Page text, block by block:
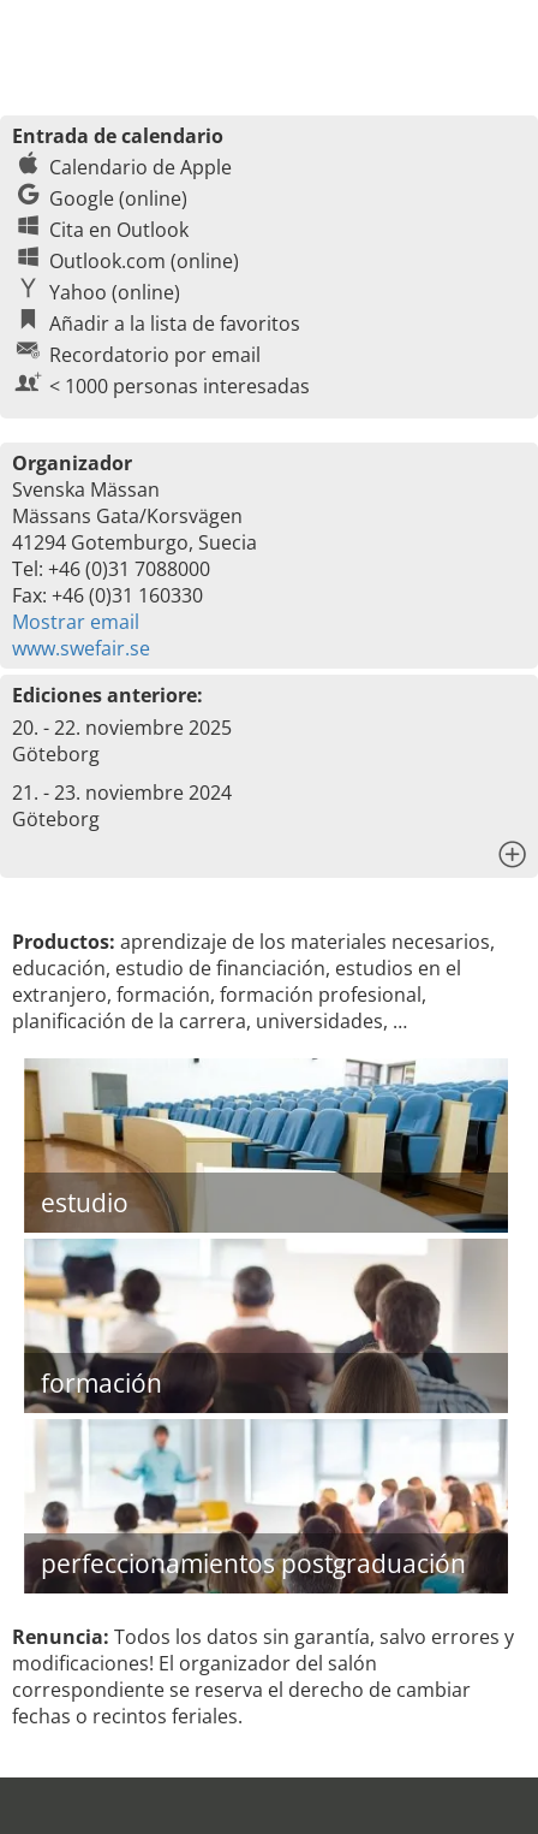
Entrada de calendario
Calendario de Apple
Google (online)
Cita en Outlook
Outlook.com (online)
Yahoo (online)
Añadir a la lista de favoritos
Recordatorio por email
< 1000 personas interesadas
Organizador
Svenska Mässan
Mässans Gata/Korsvägen
41294 Gotemburgo, Suecia
Tel: +46 (0)31 7088000
Fax: +46 (0)31 160330
Mostrar email
www.swefair.se
Ediciones anteriore:
20. - 22. noviembre 2025
Göteborg
21. - 23. noviembre 2024
Göteborg
Productos: aprendizaje de los materiales necesarios,
educación, estudio de financiación, estudios en el
extranjero, formación, formación profesional,
planificación de la carrera, universidades, …
estudio
formación
perfeccionamientos postgraduación
Renuncia: Todos los datos sin garantía, salvo errores y
modificaciones! El organizador del salón
correspondiente se reserva el derecho de cambiar
fechas o recintos feriales.